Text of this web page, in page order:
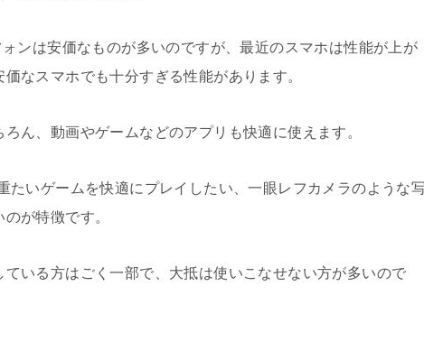
ンは安価なものが多いのですが、最近のスマホは性能が上が
なスマホでも十分すぎる性能があります。
ん、動画やゲームなどのアプリも快適に使えます。
たいゲームを快適にプレイしたい、一眼レフカメラのような
が特徴です。
いる方はごく一部で、大抵は使いこなせない方が多いので